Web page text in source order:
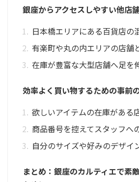
銀座からアクセスしやすい他店
日本橋エリアにある百貨店の
有楽町や丸の内エリアの店舗
在庫が豊富な大型店舗へ足を
効率よく買い物するための事前
欲しいアイテムの在庫がある
商品番号を控えてスタッフへ
自分のサイズや好みのデザイ
まとめ：銀座のカルティエで素